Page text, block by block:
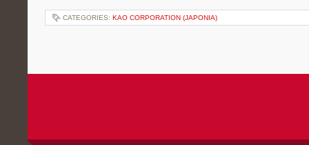
CATEGORIES: KAO CORPORATION (JAPONIA)